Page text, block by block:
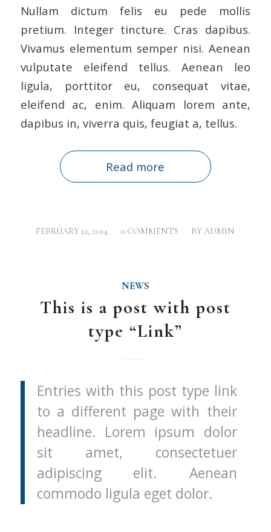
Nullam dictum felis eu pede mollis
pretium. Integer tincture. Cras dapibus.
Vivamus elementum semper nisi. Aenean
vulputate eleifend tellus. Aenean leo
ligula, porttitor eu, consequat vitae,
eleifend ac, enim. Aliquam lorem ante,
dapibus in, viverra quis, feugiat a, tellus.
Read more
FEBRUARY 12, 2014
/ 0 COMMENTS
/ BYADMIN
NEWS
This is a post with post
type “Link”
Entries with this post type link
to a different page with their
headline. Lorem ipsum dolor
sit amet, consectetuer
adipiscing elit. Aenean
commodo ligula eget dolor.